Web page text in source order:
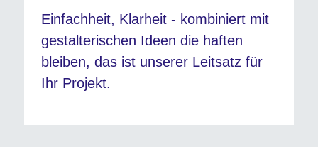
Einfachheit, Klarheit - kombiniert mit
gestalterischen Ideen die haften
bleiben, das ist unserer Leitsatz für
Ihr Projekt.